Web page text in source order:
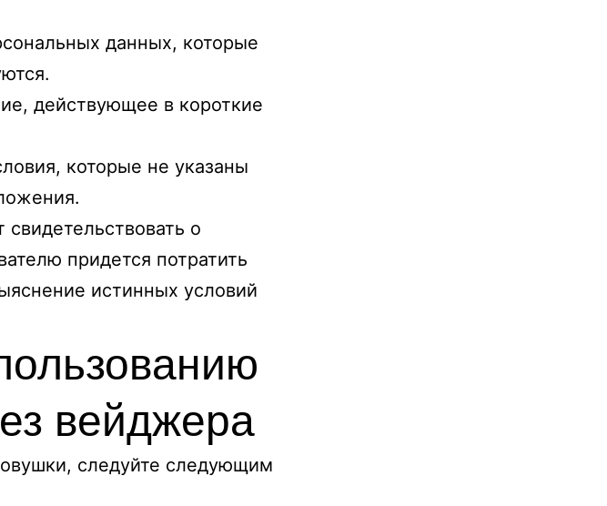
данных, которые
действующее в короткие
которые не указаны
о
придется потратить
истинных условий
вейджера
следуйте следующим